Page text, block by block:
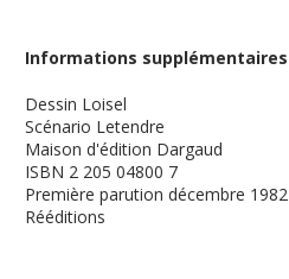
Informations supplémentaires
Dessin Loisel
Scénario Letendre
Maison d'édition Dargaud
ISBN 2 205 04800 7
Première parution décembre 1982
Rééditions